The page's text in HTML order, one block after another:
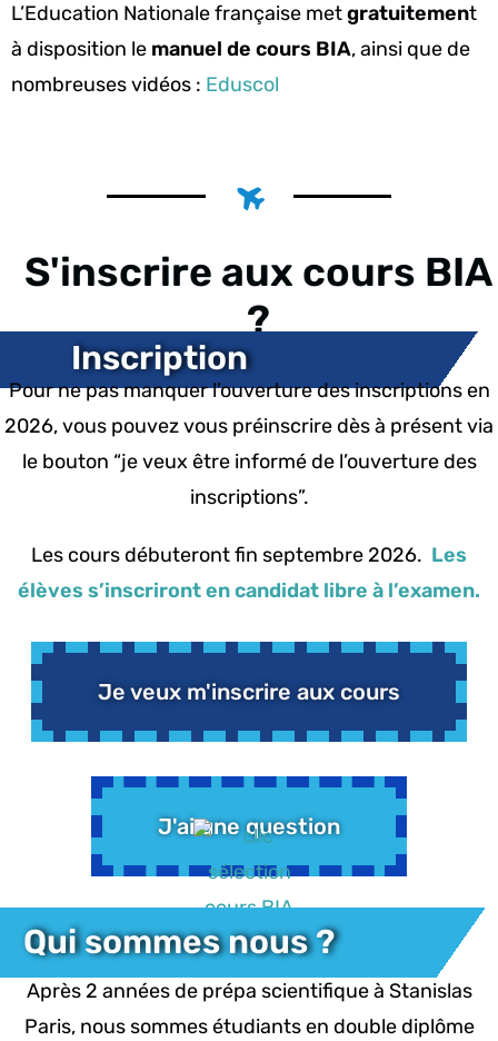
L’Education Nationale française metgratuitement
à disposition le manuel de cours BIA, ainsi que de
nombreuses vidéos : Eduscol
S'inscrire aux cours BIA
?
Inscription
Pour ne pas manquer l’ouverture des inscriptions en
2026, vous pouvez vous préinscrire dès à présent via
le bouton “je veux être informé de l’ouverture des
inscriptions”.
Les cours débuteront fin septembre 2026. Les
élèves s’inscriront en candidat libre à l’examen.
Je veux m'inscrire aux cours
J'ai une question
Qui sommes nous ?
Après 2 années de prépa scientifique à Stanislas
Paris, nous sommes étudiants en double diplôme